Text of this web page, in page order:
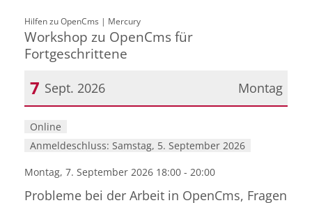
Hilfen zu OpenCms | Mercury:
Workshop zu OpenCms für
Fortgeschrittene
Montag
7 Sept. 2026
Datum: 7. September 2026
Online
Anmeldeschluss: Samstag, 5. September 2026
Montag, 7. September 2026 18:00 - 20:00
Probleme bei der Arbeit in OpenCms, Fragen